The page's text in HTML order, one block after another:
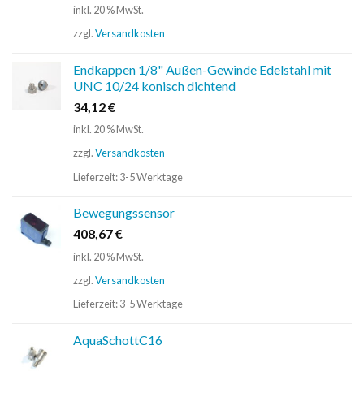
inkl. 20 % MwSt.
zzgl.Versandkosten
Endkappen 1/8" Außen-Gewinde Edelstahl mit
UNC 10/24 konisch dichtend
34,12€
inkl. 20 % MwSt.
zzgl.Versandkosten
Lieferzeit:3-5 Werktage
Bewegungssensor
408,67€
inkl. 20 % MwSt.
zzgl.Versandkosten
Lieferzeit:3-5 Werktage
AquaSchottC16